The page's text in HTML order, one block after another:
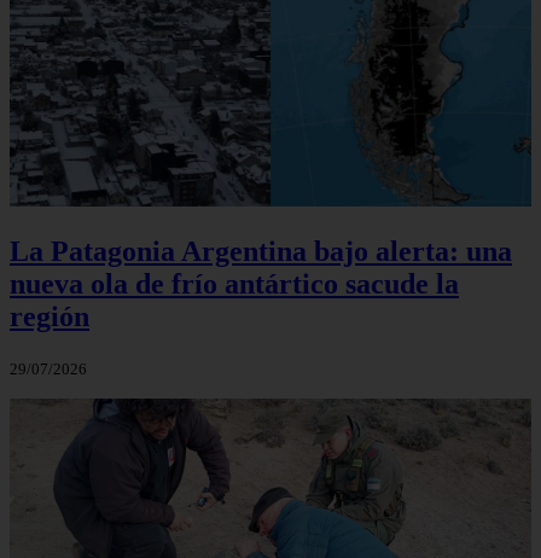
La Patagonia Argentina bajo alerta: una
nueva ola de frío antártico sacude la
región
29/07/2026